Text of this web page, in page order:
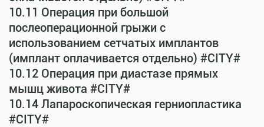
10.11 Операция при большой
послеоперационной грыжи с
использованием сетчатых имплантов
(имплант оплачивается отдельно) #CITY#
10.12 Операция при диастазе прямых
мышц живота #CITY#
10.14 Лапароскопическая герниопластика
#CITY#